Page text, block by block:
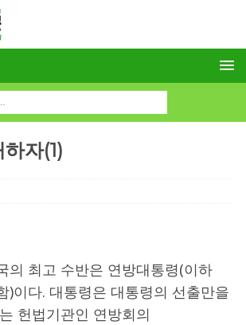
자(1)
의 최고 수반은 연방대통령(이하
)이다. 대통령은 대통령의 선출만을
헌법기관인 연방회의